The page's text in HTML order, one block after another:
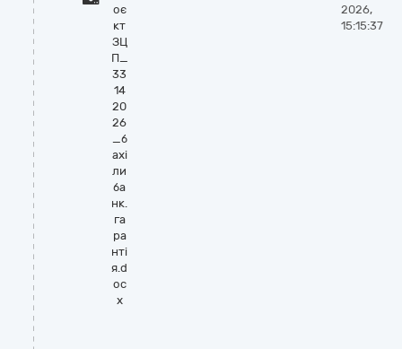
оє
кт
ЗЦ
П_
33
14
20
26
_б
ахі
ли
ба
нк.
га
ра
нті
я.d
oc
x
2026,
15:15:37